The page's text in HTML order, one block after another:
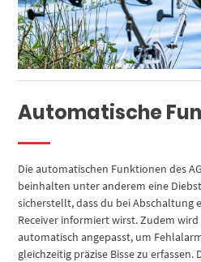
Automatische
Die automatischen Funktionen des
beinhalten unter anderem eine
sicherstellt, dass du bei Abschaltung
Receiver informiert wirst. Zudem
automatisch angepasst, um
gleichzeitig präzise Bisse zu